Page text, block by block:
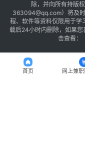
除，并向所有持版
363094@qq.com）将及
程、软件等资料仅限用于学
载后24小时内删除，如果
击查看：
首页 网上兼